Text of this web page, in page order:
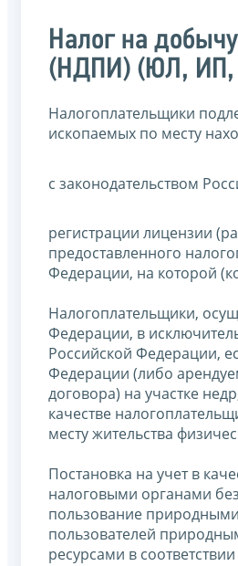
Налог на
(НДПИ) (ЮЛ,
Налогоплательщики
ископаемых по месту
с законодательством
регистрации лицензии
предоставленного
Федерации, на которой
Налогоплательщики,
Федерации, в
Российской Федерации,
Федерации (либо
договора) на участке
качестве
месту жительства
Постановка на учет в
налоговыми органами
пользование
пользователей
ресурсами в соответствии